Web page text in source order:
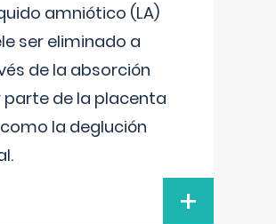
amniótico (LA)
ser eliminado a
de la absorción
parte de la placenta
la deglución
+